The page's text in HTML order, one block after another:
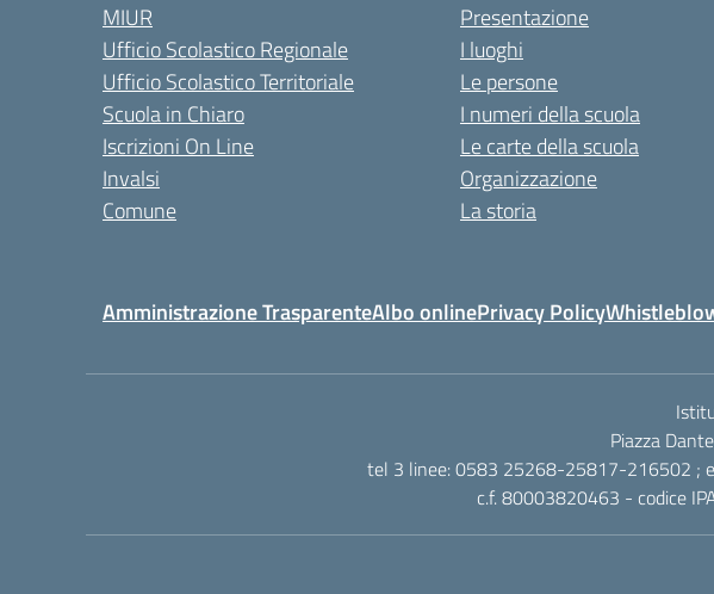
MIUR
Ufficio Scolastico Regionale
Ufficio Scolastico Territoriale
Scuola in Chiaro
Iscrizioni On Line
Invalsi
Comune
Presentazione
I luoghi
Le persone
I numeri della scuola
Le carte della scuola
Organizzazione
La storia
Amministrazione TrasparenteAlbo onlinePrivacy Policy
Piazza
tel 3 linee: 0583 25268-25817-216502 ;
c.f. 80003820463 - codice